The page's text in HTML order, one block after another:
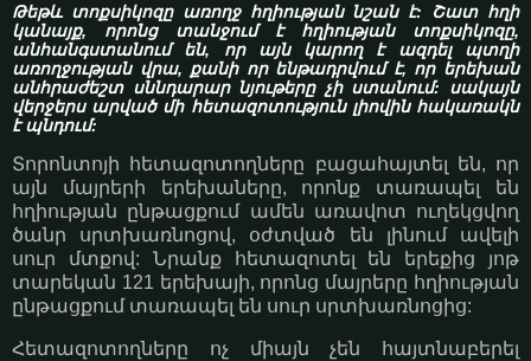
Թեթև տոքսիկոզը առողջ հղիության նշան է: Շատ հղի
կանայք, որոնց տանջում է հղիության տոքսիկոզը,
անհանգստանում են, որ այն կարող է ազդել պտղի
առողջության վրա, քանի որ ենթադրվում է, որ երեխան
անհրաժեշտ սննդարար նյութերը չի ստանում: սակայն
վերջերս արված մի հետազոտություն լիովին հակառակն
է պնդում:
Տորոնտոյի հետազոտողները բացահայտել են, որ
այն մայրերի երեխաները, որոնք տառապել են
հղիության ընթացքում ամեն առավոտ ուղեկցվող
ծանր սրտխառնոցով, օժտված են լինում ավելի
սուր մտքով: Նրանք հետազոտել են երեքից յոթ
տարեկան 121 երեխայի, որոնց մայրերը հղիության
ընթացքում տառապել են սուր սրտխառնոցից:
Հետազոտողները ոչ միայն չեն հայտնաբերել